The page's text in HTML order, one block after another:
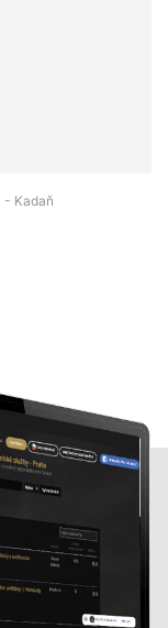
- Kadaň